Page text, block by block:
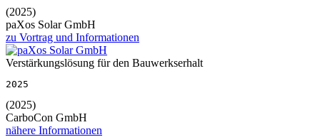
(2025)
paXos Solar GmbH
zu Vortrag und Informationen
Verstärkungslösung für den Bauwerkserhalt
2025
(2025)
CarboCon GmbH
nähere Informationen